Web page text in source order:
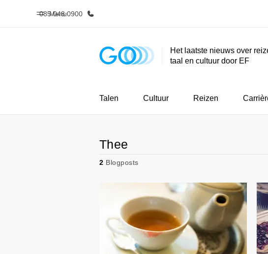
Menu
085 048 0900
Home Programma's
Het laatste nieuws over
taal en cultuur door EF
Talen Cultuur Reizen
Thee
2 Blogposts